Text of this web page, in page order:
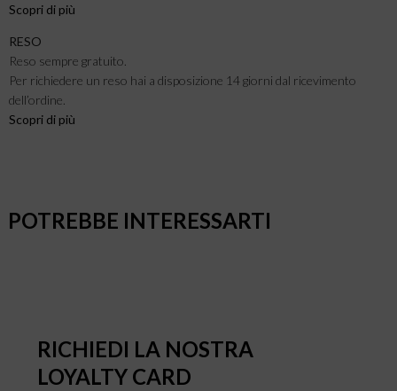
Scopri di più
RESO
Reso sempre gratuito.
Per richiedere un reso hai a disposizione 14 giorni dal ricevimento
dell’ordine.
Scopri di più
POTREBBE INTERESSARTI
RICHIEDI LA NOSTRA
LOYALTY CARD